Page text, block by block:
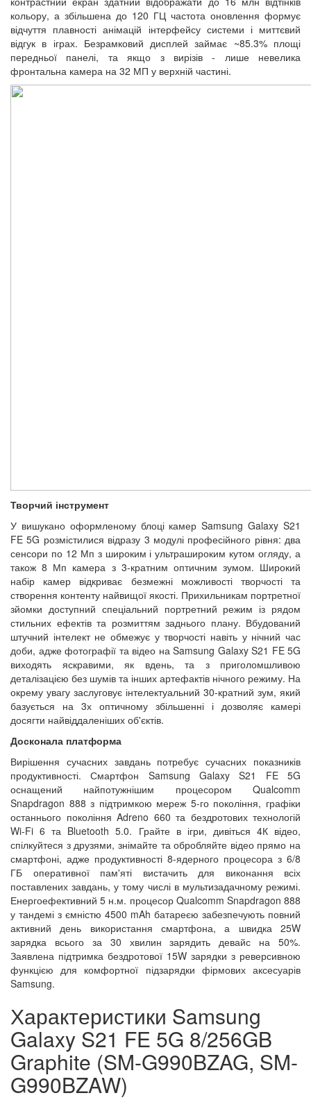
кольору, а збільшена до 120 ГЦ частота оновлення формує
відчуття плавності анімацій інтерфейсу системи і миттєвий
відгук в іграх. Безрамковий дисплей займає ~85.3% площі
передньої панелі, та якщо з вирізів - лише невелика
фронтальна камера на 32 МП у верхній частині.
Творчий інструмент
У вишукано оформленому блоці камер Samsung Galaxy S21
FE 5G розмістилися відразу 3 модулі професійного рівня: два
сенсори по 12 Мп з широким і ультрашироким кутом огляду, а
також 8 Мп камера з 3-кратним оптичним зумом. Широкий
набір камер відкриває безмежні можливості творчості та
створення контенту найвищої якості. Прихильникам портретної
зйомки доступний спеціальний портретний режим із рядом
стильних ефектів та розмиттям заднього плану. Вбудований
штучний інтелект не обмежує у творчості навіть у нічний час
доби, адже фотографії та відео на Samsung Galaxy S21 FE 5G
виходять яскравими, як вдень, та з приголомшливою
деталізацією без шумів та інших артефактів нічного режиму. На
окрему увагу заслуговує інтелектуальний 30-кратний зум, який
базується на 3х оптичному збільшенні і дозволяє камері
досягти найвіддаленіших об'єктів.
Досконала платформа
Вирішення сучасних завдань потребує сучасних показників
продуктивності. Смартфон Samsung Galaxy S21 FE 5G
оснащений найпотужнішим процесором Qualcomm
Snapdragon 888 з підтримкою мереж 5-го покоління, графіки
останнього покоління Adreno 660 та бездротових технологій
Wi-Fi 6 та Bluetooth 5.0. Грайте в ігри, дивіться 4К відео,
спілкуйтеся з друзями, знімайте та обробляйте відео прямо на
смартфоні, адже продуктивності 8-ядерного процесора з 6/8
ГБ оперативної пам'яті вистачить для виконання всіх
поставлених завдань, у тому числі в мультизадачному режимі.
Енергоефективний 5 н.м. процесор Qualcomm Snapdragon 888
у тандемі з ємністю 4500 mAh батареєю забезпечують повний
активний день використання смартфона, а швидка 25W
зарядка всього за 30 хвилин зарядить девайс на 50%.
Заявлена підтримка бездротової 15W зарядки з реверсивною
функцією для комфортної підзарядки фірмових аксесуарів
Samsung.
Характеристики Samsung
Galaxy S21 FE 5G 8/256GB
Graphite (SM-G990BZAG, SM-
G990BZAW)